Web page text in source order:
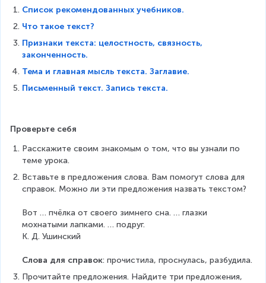
Список рекомендованных учебников.
Что такое текст?
Признаки текста: целостность, связность,
законченность.
Тема и главная мысль текста. Заглавие.
Письменный текст. Запись текста.
Проверьте себя
Расскажите своим знакомым о том, что вы узнали по
теме урока.
Вставьте в предложения слова. Вам помогут слова для
справок. Можно ли эти предложения назвать текстом?
Вот … пчёлка от своего зимнего сна. … глазки
мохнатыми лапками. … подруг.
К. Д. Ушинский
Слова для справок: прочистила, проснулась, разбудила.
Прочитайте предложения. Найдите три предложения,